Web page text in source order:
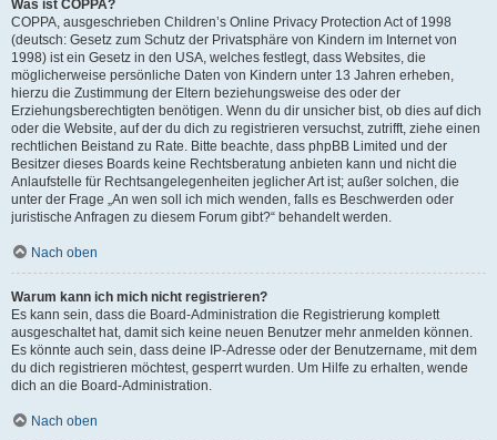
Was ist COPPA?
COPPA, ausgeschrieben Children’s Online Privacy Protection Act of 1998
(deutsch: Gesetz zum Schutz der Privatsphäre von Kindern im Internet von
1998) ist ein Gesetz in den USA, welches festlegt, dass Websites, die
möglicherweise persönliche Daten von Kindern unter 13 Jahren erheben,
hierzu die Zustimmung der Eltern beziehungsweise des oder der
Erziehungsberechtigten benötigen. Wenn du dir unsicher bist, ob dies auf dich
oder die Website, auf der du dich zu registrieren versuchst, zutrifft, ziehe einen
rechtlichen Beistand zu Rate. Bitte beachte, dass phpBB Limited und der
Besitzer dieses Boards keine Rechtsberatung anbieten kann und nicht die
Anlaufstelle für Rechtsangelegenheiten jeglicher Art ist; außer solchen, die
unter der Frage „An wen soll ich mich wenden, falls es Beschwerden oder
juristische Anfragen zu diesem Forum gibt?“ behandelt werden.
Nach oben
Warum kann ich mich nicht registrieren?
Es kann sein, dass die Board-Administration die Registrierung komplett
ausgeschaltet hat, damit sich keine neuen Benutzer mehr anmelden können.
Es könnte auch sein, dass deine IP-Adresse oder der Benutzername, mit dem
du dich registrieren möchtest, gesperrt wurden. Um Hilfe zu erhalten, wende
dich an die Board-Administration.
Nach oben